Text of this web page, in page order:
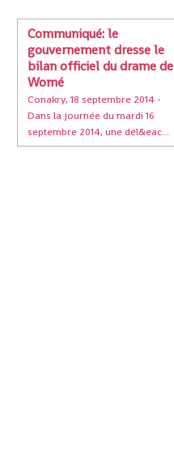
Communiqué: le
gouvernement dresse le
bilan officiel du drame de
Womé
Conakry, 18 septembre 2014 -
Dans la journée du mardi 16
septembre 2014, une dél&eac...